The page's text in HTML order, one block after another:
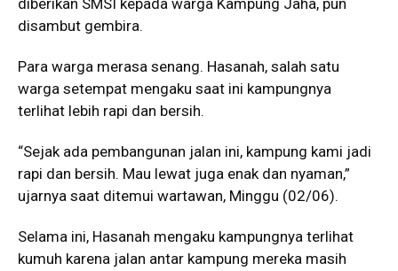
diberikan SMSI kepada warga Kampung Jaha, pun
disambut gembira.
Para warga merasa senang. Hasanah, salah satu
warga setempat mengaku saat ini kampungnya
terlihat lebih rapi dan bersih.
“Sejak ada pembangunan jalan ini, kampung kami jadi
rapi dan bersih. Mau lewat juga enak dan nyaman,”
ujarnya saat ditemui wartawan, Minggu (02/06).
Selama ini, Hasanah mengaku kampungnya terlihat
kumuh karena jalan antar kampung mereka masih